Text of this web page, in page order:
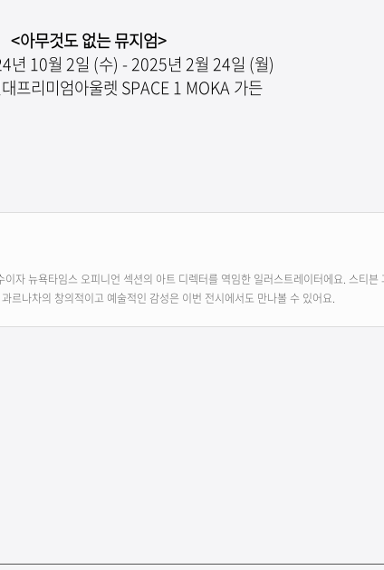
<아무것도 없는 뮤지엄>
년 10월 2일 (수) - 2025년 2월 24일 (월)
프리미엄아울렛 SPACE 1 MOKA 가든
자 뉴욕타임스 오피니언 섹션의 아트 디렉터를 역임한 일러스트레이터에요. 스티
르나차의 창의적이고 예술적인 감성은 이번 전시에서도 만나볼 수 있어요.